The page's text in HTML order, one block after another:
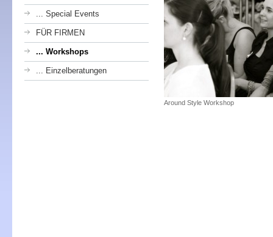
... Special Events
FÜR FIRMEN
... Workshops
... Einzelberatungen
Around Style Workshop